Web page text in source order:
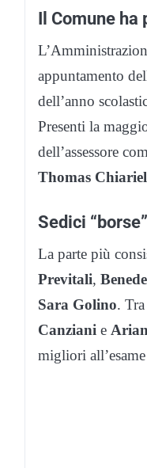
Il Comune
appuntamento
dell’anno
Presenti la
dell’assessore
Thomas
Sedici
La parte più
Previtali,
Sara Golino.
Canziani e
migliori